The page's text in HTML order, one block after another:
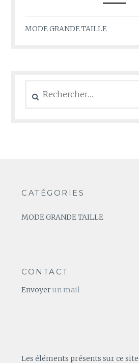
MODE GRANDE TAILLE
CATÉGORIES
MODE GRANDE TAILLE
CONTACT
Envoyerun mail
Les éléments présents sur ce